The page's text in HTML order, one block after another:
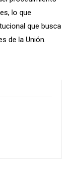
lo que
que busca
de la Unión.